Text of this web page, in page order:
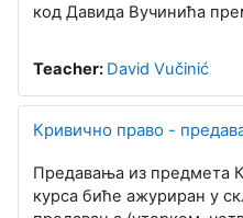
код Давида Вучинића
Teacher: David Vučinić
Кривично право -
Предавања из предмета
курса биће ажуриран у